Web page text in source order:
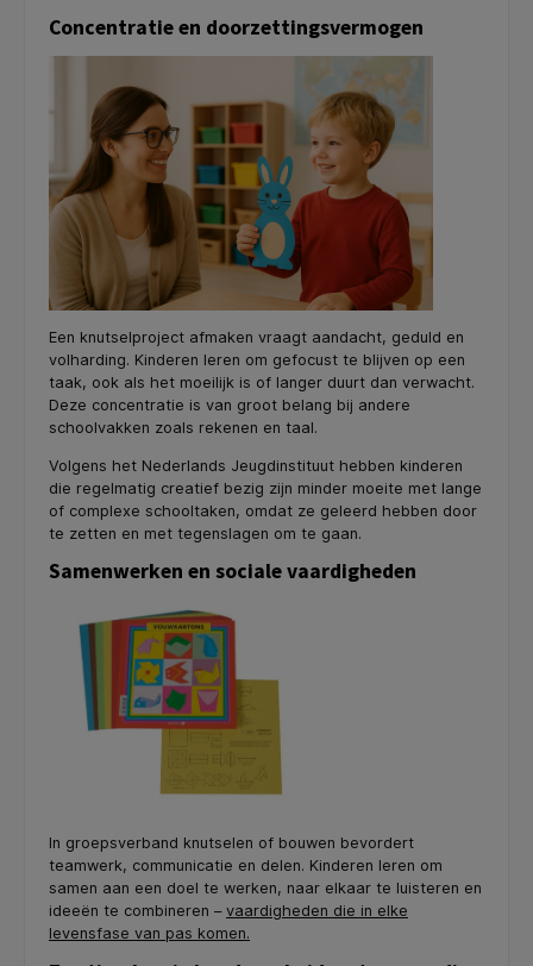
Concentratie en doorzettingsvermogen
Een knutselproject afmaken vraagt aandacht, geduld en
volharding. Kinderen leren om gefocust te blijven op een
taak, ook als het moeilijk is of langer duurt dan verwacht.
Deze concentratie is van groot belang bij andere
schoolvakken zoals rekenen en taal.
Volgens het Nederlands Jeugdinstituut hebben kinderen
die regelmatig creatief bezig zijn minder moeite met lange
of complexe schooltaken, omdat ze geleerd hebben door
te zetten en met tegenslagen om te gaan.
Samenwerken en sociale vaardigheden
In groepsverband knutselen of bouwen bevordert
teamwerk, communicatie en delen. Kinderen leren om
samen aan een doel te werken, naar elkaar te luisteren en
ideeën te combineren – vaardigheden die in elke
levensfase van pas komen.